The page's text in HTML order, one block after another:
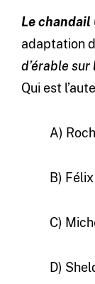
Le chandail
adaptation
d’érable
Qui est
A)
B)
C)
D)